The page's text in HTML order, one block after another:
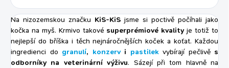
Na nizozemskou značku KiS-KiS jsme si poctivě počíhali jako
kočka na myš. Krmivo takové superprémiové kvality je totiž to
nejlepší do bříška i těch nejnáročnějších koček a koťat. Každou
ingredienci do granulí, konzervi pastilekvybírají pečlivě s
odborníky na veterinární výživu. Sázejí při tom hlavně na